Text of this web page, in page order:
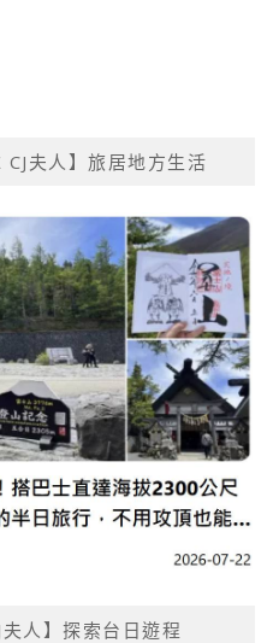
CJ夫人】旅居地方生活
夫人】探索台日遊程